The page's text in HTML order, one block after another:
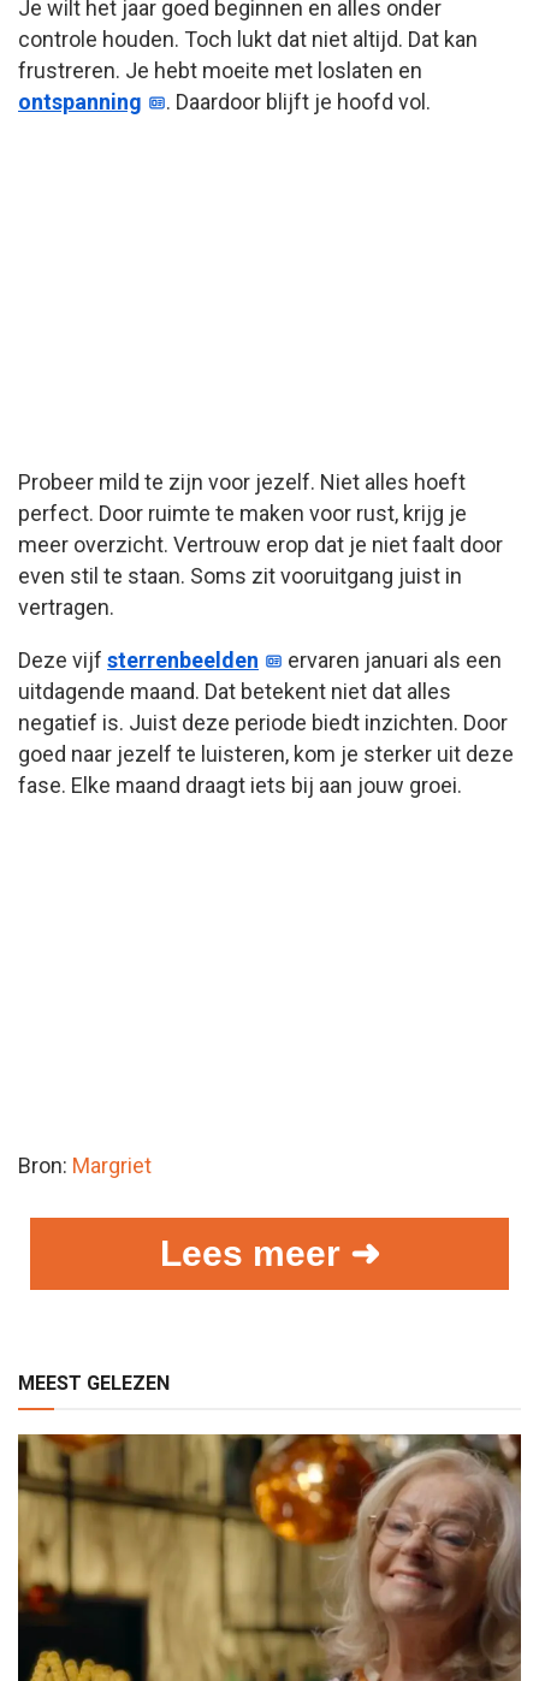
Je wilt het jaar goed beginnen en alles onder
controle houden. Toch lukt dat niet altijd. Dat kan
frustreren. Je hebt moeite met loslaten en
ontspanning
. Daardoor blijft je hoofd vol.
Probeer mild te zijn voor jezelf. Niet alles hoeft
perfect. Door ruimte te maken voor rust, krijg je
meer overzicht. Vertrouw erop dat je niet faalt door
even stil te staan. Soms zit vooruitgang juist in
vertragen.
Deze vijf sterrenbeelden
ervaren januari als een
uitdagende maand. Dat betekent niet dat alles
negatief is. Juist deze periode biedt inzichten. Door
goed naar jezelf te luisteren, kom je sterker uit deze
fase. Elke maand draagt iets bij aan jouw groei.
Bron: Margriet
Lees meer ➜
MEEST GELEZEN